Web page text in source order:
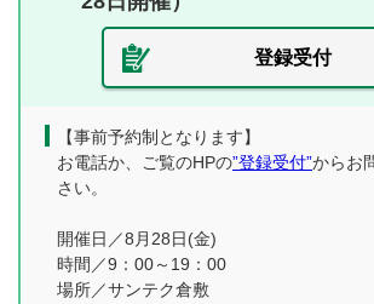
登録受付
【事前予約制となります】
お電話か、ご覧のHPの”登録受付”からお
さい。
開催日／8月28日(金)
時間／9：00～19：00
場所／サンテク倉敷